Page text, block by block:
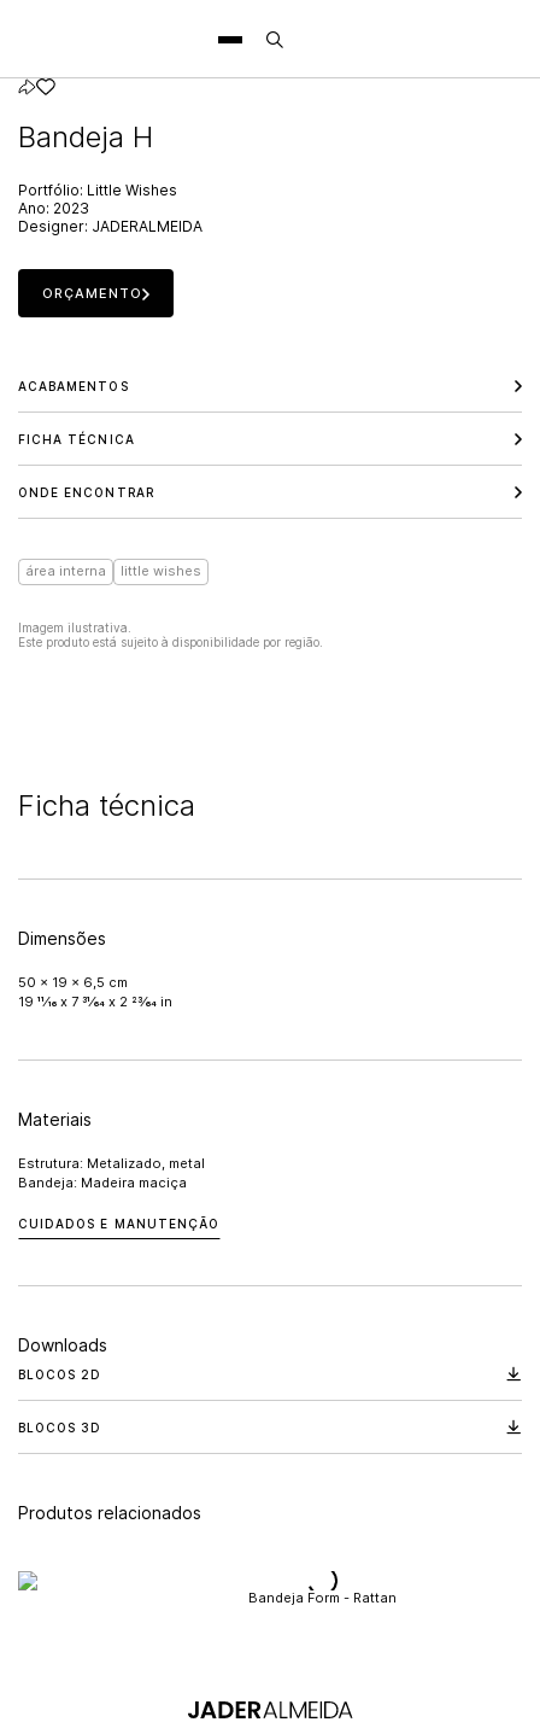
Bandeja H
Portfólio: Little Wishes
Ano: 2023
Designer: JADERALMEIDA
ORÇAMENTO
ACABAMENTOS
FICHA TÉCNICA
ONDE ENCONTRAR
área interna little wishes
Imagem ilustrativa.
Este produto está sujeito à disponibilidade por região.
Ficha técnica
Dimensões
50 x 19 x 6,5 cm
19 11⁄16 x 7 31⁄64 x 2 23⁄64 in
Materiais
Estrutura: Metalizado, metal
Bandeja: Madeira maciça
CUIDADOS E MANUTENÇÃO
Downloads
BLOCOS 2D
BLOCOS 3D
Produtos relacionados
Bandeja Form - Rattan